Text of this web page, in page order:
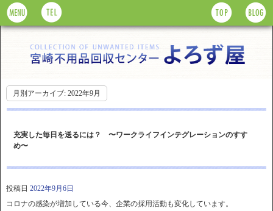
月別アーカイブ: 2022年9月
充実した毎日を送るには？ 〜ワークライフインテグレーションのすす
め〜
投稿日 2022年9月6日
コロナの感染が増加している今、企業の採用活動も変化しています。